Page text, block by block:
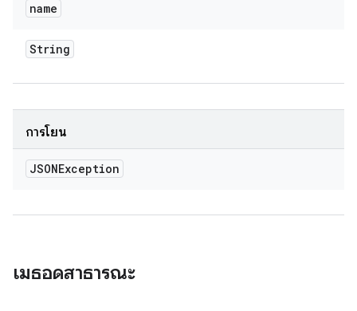
name
String
การโยน
JSONException
เมธอดสาธารณะ